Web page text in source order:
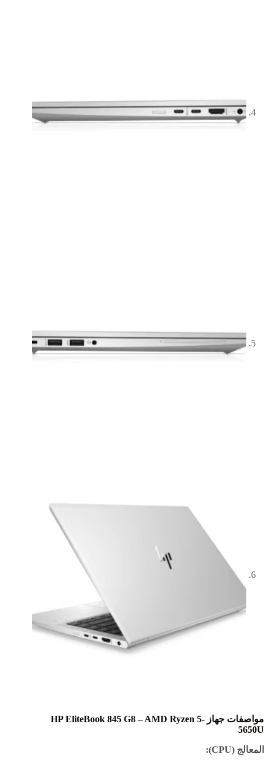
مواصفات جهاز HP EliteBook 845 G8 – AMD Ryzen 5-
5650U
المعالج (CPU):